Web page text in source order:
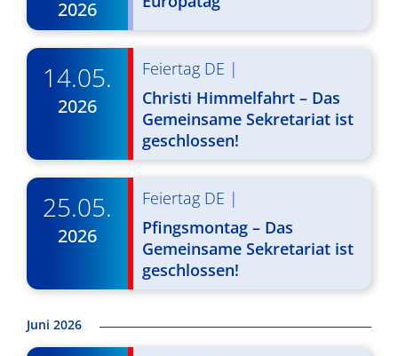
g
n
S
u
e
u
n
n
t
N
v
2026
14.05.
2026
Feiertag DE |
Christi Himmelfahrt – Das
Gemeinsame Sekretariat ist
geschlossen!
25.05.
2026
Feiertag DE |
Pfingsmontag – Das
Gemeinsame Sekretariat ist
geschlossen!
Juni 2026